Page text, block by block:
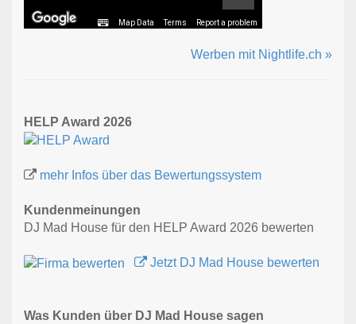
Map Data Terms Report a problem
Werben mit Nightlife.ch »
HELP Award 2026
mehr Infos über das Bewertungssystem
Kundenmeinungen
DJ Mad House für den HELP Award 2026 bewerten
Jetzt DJ Mad House bewerten
Was Kunden über DJ Mad House sagen